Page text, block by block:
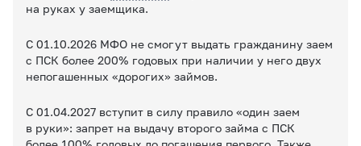
на руках у заемщика.
С 01.10.2026 МФО не смогут выдать гражданину заем
с ПСК более 200% годовых при наличии у него двух
непогашенных «дорогих» займов.
С 01.04.2027 вступит в силу правило «один заем
в руки»: запрет на выдачу второго займа с ПСК